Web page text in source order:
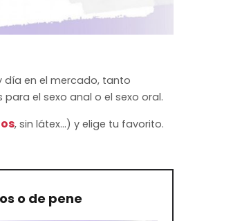
día en el mercado, tanto
el sexo anal o el sexo oral.
, sin látex...) y elige tu favorito.
o de pene